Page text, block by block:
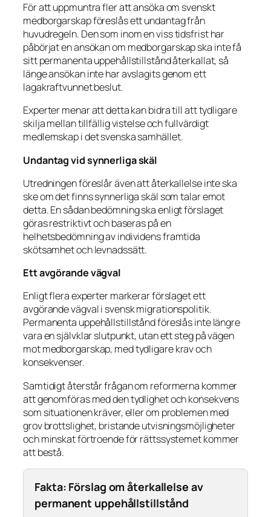
För att uppmuntra fler att ansöka om svenskt
medborgarskap föreslås ett undantag från
huvudregeln. Den som inom en viss tidsfrist har
påbörjat en ansökan om medborgarskap ska inte få
sitt permanenta uppehållstillstånd återkallat, så
länge ansökan inte har avslagits genom ett
lagakraftvunnet beslut.
Experter menar att detta kan bidra till att tydligare
skilja mellan tillfällig vistelse och fullvärdigt
medlemskap i det svenska samhället.
Undantag vid synnerliga skäl
Utredningen föreslår även att återkallelse inte ska
ske om det finns synnerliga skäl som talar emot
detta. En sådan bedömning ska enligt förslaget
göras restriktivt och baseras på en
helhetsbedömning av individens framtida
skötsamhet och levnadssätt.
Ett avgörande vägval
Enligt flera experter markerar förslaget ett
avgörande vägval i svensk migrationspolitik.
Permanenta uppehållstillstånd föreslås inte längre
vara en självklar slutpunkt, utan ett steg på vägen
mot medborgarskap, med tydligare krav och
konsekvenser.
Samtidigt återstår frågan om reformerna kommer
att genomföras med den tydlighet och konsekvens
som situationen kräver, eller om problemen med
grov brottslighet, bristande utvisningsmöjligheter
och minskat förtroende för rättssystemet kommer
att bestå.
Fakta: Förslag om återkallelse av
permanent uppehållstillstånd